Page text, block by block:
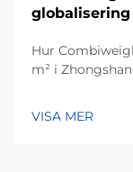
globalisering
Hur
m² i
OEM/ODM-
VISA MER